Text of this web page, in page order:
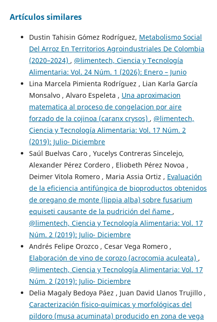
Artículos similares
Dustin Tahisin Gómez Rodríguez, Metabolismo Social
Del Arroz En Territorios Agroindustriales De Colombia
(2020–2024) , @limentech, Ciencia y Tecnología
Alimentaria: Vol. 24 Núm. 1 (2026): Enero – Junio
Lina Marcela Pimienta Rodríguez , Lian Karla García
Monsalvo , Alvaro Espeleta , Una aproximacion
matematica al proceso de congelacion por aire
forzado de la cojinoa (caranx crysos) , @limentech,
Ciencia y Tecnología Alimentaria: Vol. 17 Núm. 2
(2019): Julio- Diciembre
Saúl Buelvas Caro , Yucelys Contreras Sincelejo,
Alexander Pérez Cordero , Eliobeth Pérez Novoa ,
Deimer Vitola Romero , Maria Assia Ortiz , Evaluación
de la eficiencia antifúngica de bioproductos obtenidos
de oregano de monte (lippia alba) sobre fusarium
equiseti causante de la pudrición del ñame ,
@limentech, Ciencia y Tecnología Alimentaria: Vol. 17
Núm. 2 (2019): Julio- Diciembre
Andrés Felipe Orozco , Cesar Vega Romero ,
Elaboración de vino de corozo (acrocomia aculeata) ,
@limentech, Ciencia y Tecnología Alimentaria: Vol. 17
Núm. 2 (2019): Julio- Diciembre
Delia Magaly Bedoya Páez , Juan David Llanos Trujillo ,
Caracterización físico-químicas y morfológicas del
pildoro (musa acuminata) producido en zona de vega